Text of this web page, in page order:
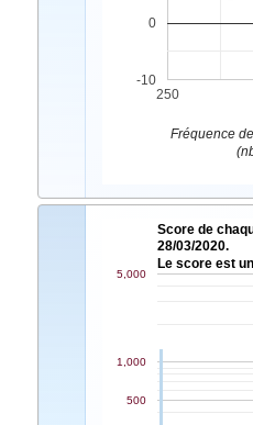
250
-10
0
Fréquence
Score de
28/03/2020.
Le score est
500
1,000
5,000